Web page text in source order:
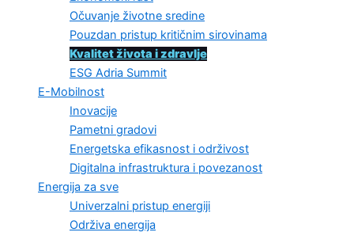
Očuvanje životne sredine
Pouzdan pristup kritičnim sirovinama
Kvalitet života i zdravlje
ESG Adria Summit
E-Mobilnost
Inovacije
Pametni gradovi
Energetska efikasnost i održivost
Digitalna infrastruktura i povezanost
Energija za sve
Univerzalni pristup energiji
Održiva energija